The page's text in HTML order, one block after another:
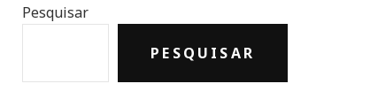
Pesquisar
PESQUISAR